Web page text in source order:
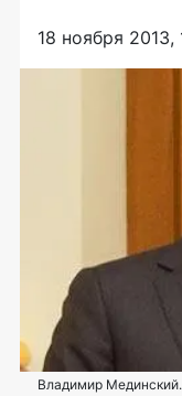
18 ноября 2013,
Владимир